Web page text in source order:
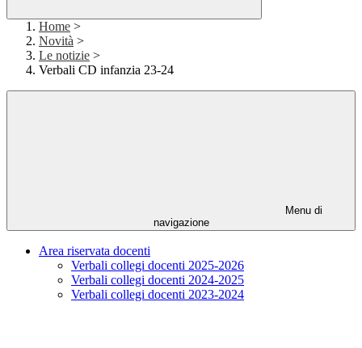
Home >
Novità >
Le notizie >
Verbali CD infanzia 23-24
Menu di
navigazione
Area riservata docenti
Verbali collegi docenti 2025-2026
Verbali collegi docenti 2024-2025
Verbali collegi docenti 2023-2024